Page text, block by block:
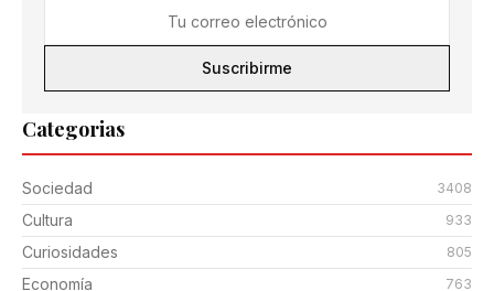
Categorias
Sociedad 3408
Cultura 933
Curiosidades 805
Economía 763
Suscribirme